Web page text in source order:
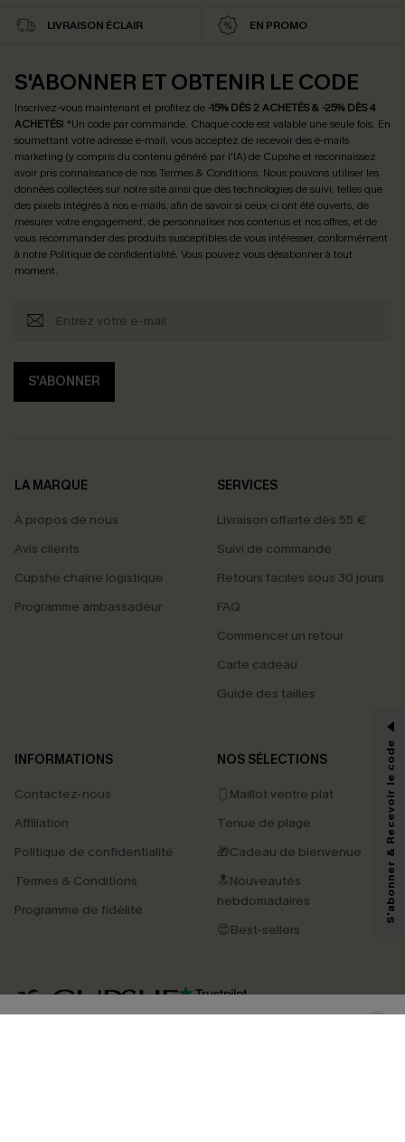
LIVRAISON ÉCLAIR EN PROMO
S'ABONNER ET OBTENIR LE CODE
Inscrivez-vous maintenant et profitez de -15% DÈS 2 ACHETÉS & -25% DÈS 4
ACHETÉS! *Un code par commande. Chaque code est valable une seule fois. En
soumettant votre adresse e-mail, vous acceptez de recevoir des e-mails
marketing (y compris du contenu généré par l'IA) de Cupshe et reconnaissez
avoir pris connaissance de nosTermes & Conditions. Nous pouvons utiliser les
données collectées sur notre site ainsi que des technologies de suivi, telles que
des pixels intégrés à nos e-mails, afin de savoir si ceux-ci ont été ouverts, de
mesurer votre engagement, de personnaliser nos contenus et nos offres, et de
vous recommander des produits susceptibles de vous intéresser, conformément
à notre Politique de confidentialité. Vous pouvez vous désabonner à tout
moment.
S'ABONNER
LA MARQUE
À propos de nous
Avis clients
Cupshe chaîne logistique
Programme ambassadeur
SERVICES
Livraison offerte dès 55 €
Suivi de commande
Retours faciles sous 30 jours
FAQ
Commencer un retour
Carte cadeau
Guide des tailles
INFORMATIONS
Contactez-nous
Affiliation
Politique de confidentialité
Termes & Conditions
Programme de fidélité
NOS SÉLECTIONS
🩱Maillot ventre plat
Tenue de plage
🎁Cadeau de bienvenue
🔝Nouveautés
hebdomadaires
😍Best-sellers
4.4
PROFITEZ DE -15%
marketing (y compris du contenu généré par l'IA) de Cupshe et
pouvons utiliser les données collectées sur notre site ainsi que des
savoir si ceux-ci ont été ouverts, de mesurer votre engagement, de
personnaliser nos contenus et nos offres, et de vous recommander des
produits susceptibles de vous intéresser, conformément à notre
Politique de
. Vous pouvez vous désabonner à tout moment.
S'abonner & Recevoir le code